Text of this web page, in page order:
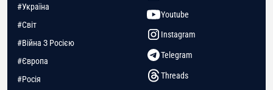
#Україна
#Світ
#Війна З Росією
#Європа
#Росія
Youtube
Instagram
Telegram
Threads